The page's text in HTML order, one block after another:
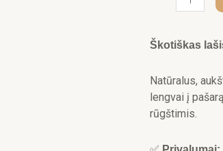
kiekis:
lašišų
šunims
ir
katėms,
ml
Škotiškas
Natūralus,
lengvai į
rūgštimis.